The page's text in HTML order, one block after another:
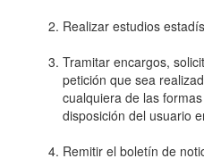
Realizar estudios
Tramitar encargos,
petición que sea
cualquiera de las
disposición del usuario
Remitir el boletín de